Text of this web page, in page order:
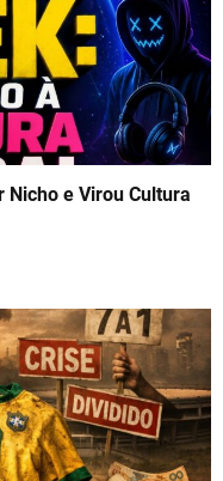
Nicho e Virou Cultura